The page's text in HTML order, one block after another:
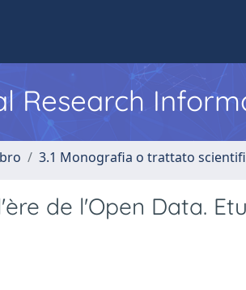
Research
3.1 Monografia o trattato
de l'Open Data.